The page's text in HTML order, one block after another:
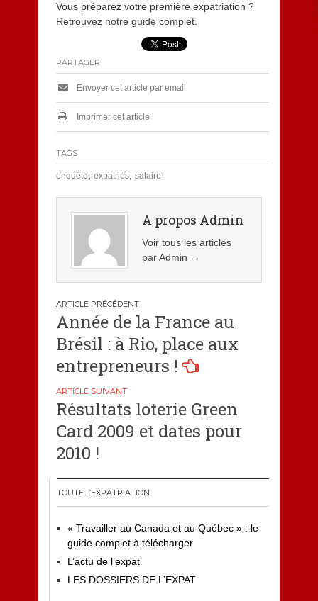
Vous préparez votre première expatriation ?
Retrouvez notre guide complet.
PARTAGER
Envoyer cet article par email
Imprimer cet article
TAGS
enquête expatriés, salaire
A propos Admin
Voir tous les articles
par Admin →
Navigation
de
l’article
Année de la France au
Brésil : à Rio, place aux
entrepreneurs !
Résultats loterie Green
Card 2009 et dates pour
2010 !
TOUTE L’EXPATRIATION
« Travailler au Canada et au Québec » : le
guide complet à télécharger
L’actu de l’expat
LES DOSSIERS DE L’EXPAT